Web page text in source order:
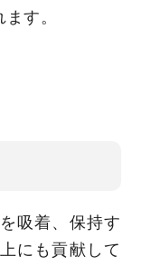
す。
吸着、保持す
にも貢献して